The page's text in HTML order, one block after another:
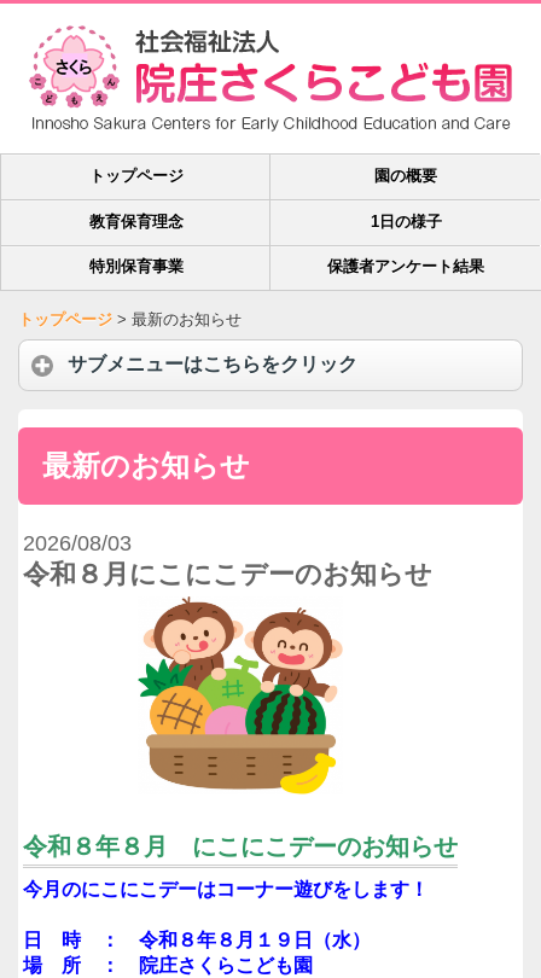
トップページ 園の概要
教育保育理念 1日の様子
特別保育事業 保護者アンケート結果
トップページ > 最新のお知らせ
サブメニューはこちらをクリック
最新のお知らせ
2026/08/03
令和８月にこにこデーのお知らせ
令和８年８月 にこにこデーのお知らせ
今月のにこにこデーはコーナー遊びをします！
日 時 ： 令和８年８月１９日（水）
場 所 ： 院庄さくらこども園